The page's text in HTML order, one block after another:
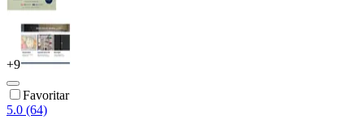
+9
Favoritar
5.0 (64)